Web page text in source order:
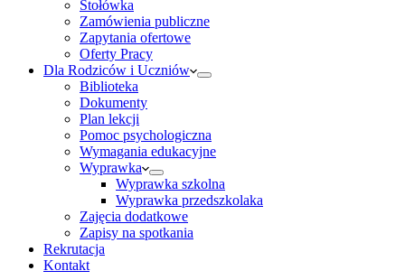
Stołówka
Zamówienia publiczne
Zapytania ofertowe
Oferty Pracy
Dla Rodziców i Uczniów
Biblioteka
Dokumenty
Plan lekcji
Pomoc psychologiczna
Wymagania edukacyjne
Wyprawka
Wyprawka szkolna
Wyprawka przedszkolaka
Zajęcia dodatkowe
Zapisy na spotkania
Rekrutacja
Kontakt